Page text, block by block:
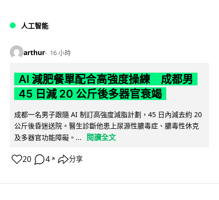
人工智能
arthur 16 小時
AI 減肥餐單配合高強度操練 成都男
45 日減 20 公斤後多器官衰竭
成都一名男子跟隨 AI 制訂高強度減脂計劃，45 日內減去約 20
公斤後昏迷送院。醫生診斷他患上尿源性膿毒症、膿毒性休克
及多器官功能障礙。...
閱讀全文
20 4 ↗ 分享